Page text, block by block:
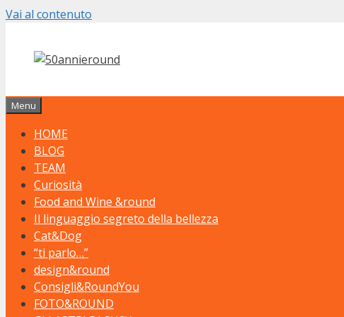
Vai al contenuto
Menu
HOME
BLOG
TEAM
Curiosità
Food and Wine &round
Il linguaggio segreto della bellezza
Cat&Dog
“ti parlo…”
design&round
Consigli&RoundYou
FOTO&ROUND